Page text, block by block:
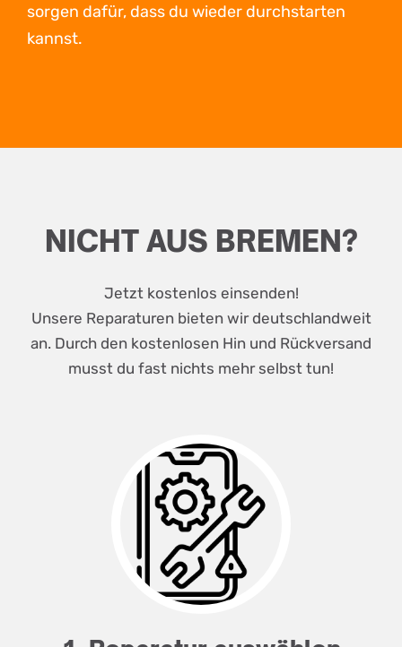
sorgen dafür, dass du wieder durchstarten
kannst.
NICHT AUS BREMEN?
Jetzt kostenlos einsenden!
Unsere Reparaturen bieten wir deutschlandweit
an. Durch den kostenlosen Hin und Rückversand
musst du fast nichts mehr selbst tun!